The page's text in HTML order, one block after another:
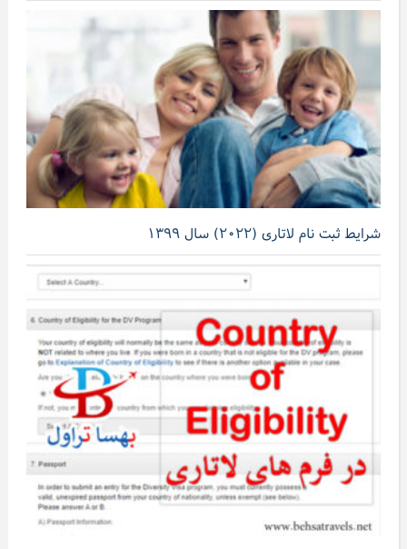
شرایط ثبت نام لاتاری (۲۰۲۲) سال ۱۳۹۹